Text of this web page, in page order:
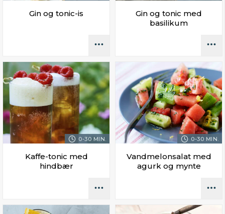
Gin og tonic-is
Gin og tonic med
basilikum
0-30 MIN.
Kaffe-tonic med
hindbær
0-30 MIN.
Vandmelonsalat med
agurk og mynte